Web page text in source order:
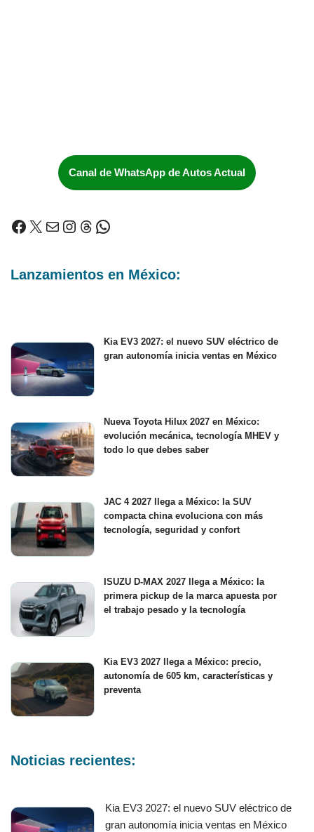
Canal de WhatsApp de Autos Actual
Lanzamientos en México:
Kia EV3 2027: el nuevo SUV eléctrico de
gran autonomía inicia ventas en México
Nueva Toyota Hilux 2027 en México:
evolución mecánica, tecnología MHEV y
todo lo que debes saber
JAC 4 2027 llega a México: la SUV
compacta china evoluciona con más
tecnología, seguridad y confort
ISUZU D-MAX 2027 llega a México: la
primera pickup de la marca apuesta por
el trabajo pesado y la tecnología
Kia EV3 2027 llega a México: precio,
autonomía de 605 km, características y
preventa
Noticias recientes:
Kia EV3 2027: el nuevo SUV eléctrico de
gran autonomía inicia ventas en México